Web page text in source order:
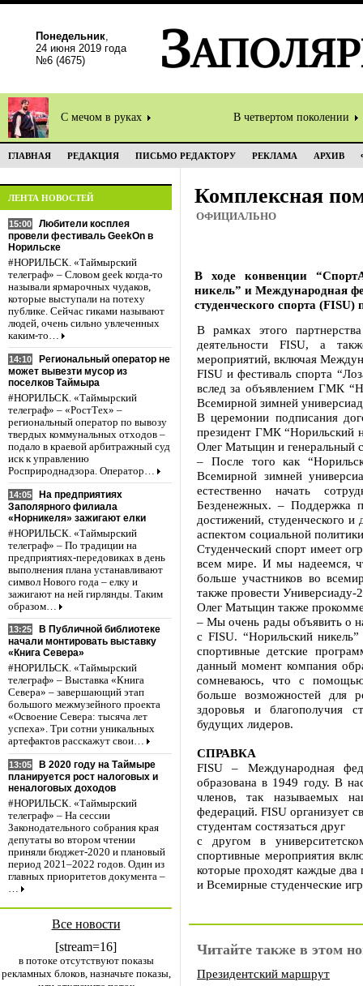
Понедельник,
24 июня 2019 года
№6 (4675)
С мечом в руках В четвертом поколении
ГЛАВНАЯ РЕДАКЦИЯ ПИСЬМО РЕДАКТОРУ РЕКЛАМА АРХИВ
ЛЕНТА НОВОСТЕЙ
15:00
Любители косплея
провели фестиваль GeekOn в
Норильске
#НОРИЛЬСК. «Таймырский
телеграф» – Словом geek когда-то
называли ярмарочных чудаков,
которые выступали на потеху
публике. Сейчас гиками называют
людей, очень сильно увлеченных
каким-то…
14:10
Региональный оператор не
может вывезти мусор из
поселков Таймыра
#НОРИЛЬСК. «Таймырский
телеграф» – «РостТех» –
региональный оператор по вывозу
твердых коммунальных отходов –
подало в краевой арбитражный суд
иск к управлению
Росприроднадзора. Оператор…
14:05
На предприятиях
Заполярного филиала
«Норникеля» зажигают елки
#НОРИЛЬСК. «Таймырский
телеграф» – По традиции на
предприятиях-передовиках в день
выполнения плана устанавливают
символ Нового года – елку и
зажигают на ней гирлянды. Таким
образом…
13:25
В Публичной библиотеке
начали монтировать выставку
«Книга Севера»
#НОРИЛЬСК. «Таймырский
телеграф» – Выставка «Книга
Севера» – завершающий этап
большого межмузейного проекта
«Освоение Севера: тысяча лет
успеха». Три сотни уникальных
артефактов расскажут свои…
13:05
В 2020 году на Таймыре
планируется рост налоговых и
неналоговых доходов
#НОРИЛЬСК. «Таймырский
телеграф» – На сессии
Законодательного собрания края
депутаты во втором чтении
приняли бюджет-2020 и плановый
период 2021–2022 годов. Один из
главных приоритетов документа –
…
Все новости
[stream=16]
в потоке отсутствуют показы
рекламных блоков, назначьте показы,
Комплексная
ОФИЦИАЛЬНО
В ходе конвенции
никель” и Международная
студенческого спорта (FISU)
В рамках этого
деятельности FISU, а
мероприятий, включая
FISU и фестиваль спорта
вслед за объявлением ГМК
Всемирной зимней
В церемонии подписания
президент ГМК “Норильский
Олег Матыцин и генеральный
– После того как
Всемирной зимней
естественно начать
Безденежных. – Поддержка
достижений, студенческого
аспектом социальной
Студенческий спорт имеет
всем мире. И мы надеемся,
больше участников во
также провести
Олег Матыцин также
– Мы очень рады объявить о
с FISU. “Норильский
спортивные детские
данный момент компания
сомневаюсь, что с
больше возможностей для
здоровья и благополучия
будущих лидеров.
СПРАВКА
FISU – Международная
образована в 1949 году. В
членов, так называемых
федераций. FISU организует
студентам состязаться друг
с другом в
спортивные мероприятия
которые проходят каждые два
и Всемирные студенческие
Читайте также в этом
Президентский маршрут